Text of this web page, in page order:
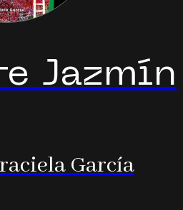
Jazmín
García